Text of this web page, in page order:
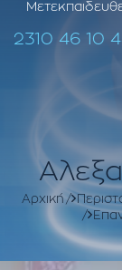
2310 46 10
Αρχική